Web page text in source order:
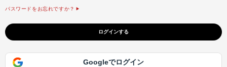
パスワードをお忘れですか？
Googleでログイン